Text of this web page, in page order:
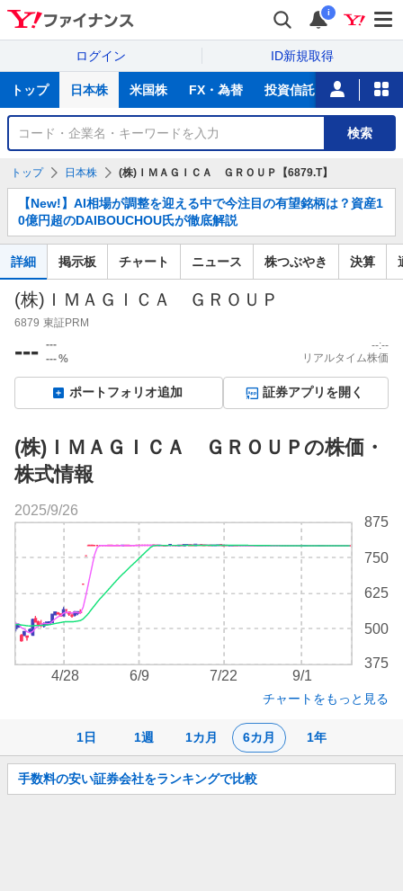
i
ログイン ID新規取得
サ
トップ 日本株 米国株 FX・為替 投資信託 ニュース
銘
検
検索
トップ 日本株 (株)ＩＭＡＧＩＣＡ ＧＲＯＵＰ【6879.T】
知
ら
せ
【New!】AI相場が調整を迎える中で今注目の有望銘柄は？資産1
0億円超のDAIBOUCHOU氏が徹底解説
詳細 掲示板 チャート ニュース 株つぶやき 決算
(株)ＩＭＡＧＩＣＡ ＧＲＯＵＰ
6879 東証PRM
--- ---
---%
--:--
リアルタイム株価
ポートフォリオ追加 証券アプリを開く
(株)ＩＭＡＧＩＣＡ ＧＲＯＵＰの株価・
株式情報
1日 1週 1カ月 6カ月 1年
375
500
625
750
875
4/28 6/9 7/22 9/1
2025/9/26
チャートをもっと見る
お
知
手数料の安い証券会社をランキングで比較